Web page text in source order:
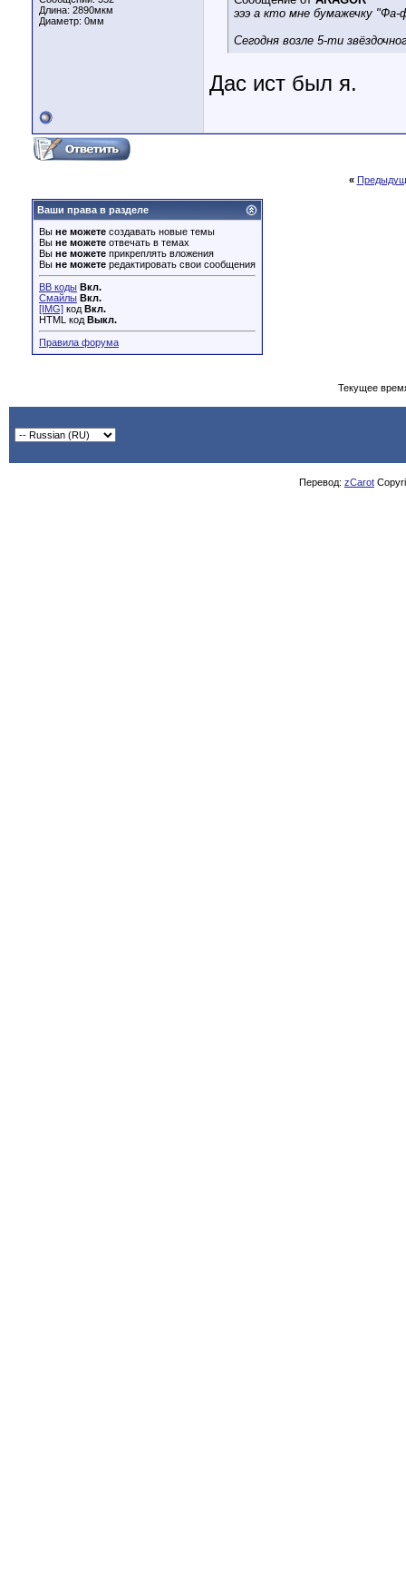
Длина: 2890мкм
Диаметр: 0мм
эээ а кто мне бумажечку "Фа-
Сегодня возле 5-ти
Дас ист был я.
«
Ваши права в разделе
Вы не можете создавать новые темы
Вы не можете отвечать в темах
Вы не можете прикреплять вложения
Вы не можете редактировать свои сообщения
BB коды Вкл.
Смайлы Вкл.
[IMG] код Вкл.
HTML код Выкл.
Правила форума
Текущее
Перевод: zCarot